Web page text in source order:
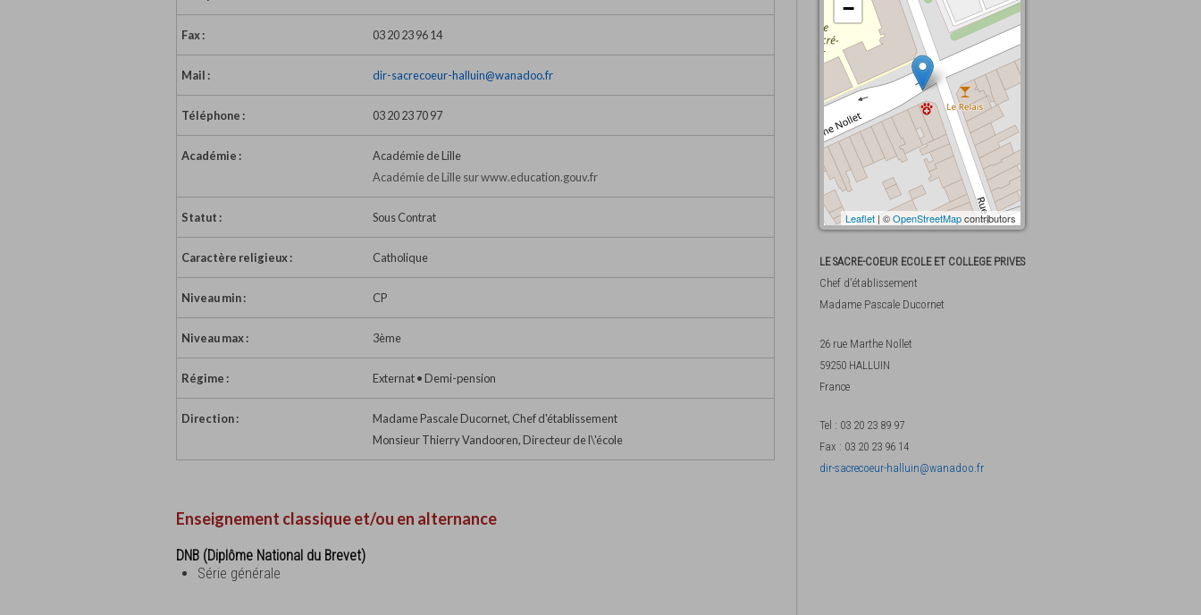
Fax : 03 20 23 96 14
Mail : dir-sacrecoeur-halluin@wanadoo.fr
Téléphone : 03 20 23 70 97
Académie :
Académie de Lille
Académie de Lille sur www.education.gouv.fr
Statut : Sous Contrat
Caractère religieux : Catholique
Niveau min : CP
Niveau max : 3ème
Régime : Externat • Demi-pension
Direction :
Madame Pascale Ducornet, Chef d'établissement
Monsieur Thierry Vandooren, Directeur de l\'école
Enseignement classique et/ou en alternance
DNB (Diplôme National du Brevet)
Série générale
−
Leaflet | ©OpenStreetMapcontributors
LE SACRE-COEUR ECOLE ET COLLEGE PRIVES
Chef d'établissement
Madame Pascale Ducornet
26 rue Marthe Nollet
59250 HALLUIN
France
Tel : 03 20 23 89 97
Fax : 03 20 23 96 14
dir-sacrecoeur-halluin@wanadoo.fr